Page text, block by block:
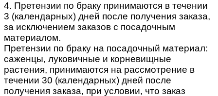
4. Претензии по браку принимаются в течении
3 (календарных) дней после получения заказа,
за исключением заказов с посадочным
материалом.
Претензии по браку на посадочный материал:
саженцы, луковичные и корневищные
растения, принимаются на рассмотрение в
течении 30 (календарных) дней после
получения заказа, при условии, что заказ